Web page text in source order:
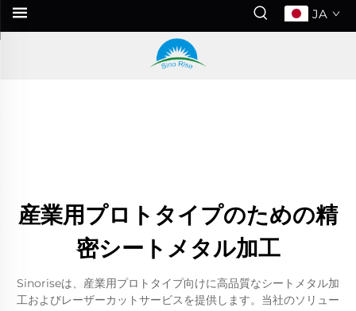
JA
産業用プロトタイプのための精
密シートメタル加工
Sinoriseは、産業用プロトタイプ向けに高品質なシートメタル加
工およびレーザーカットサービスを提供します。当社のソリュー